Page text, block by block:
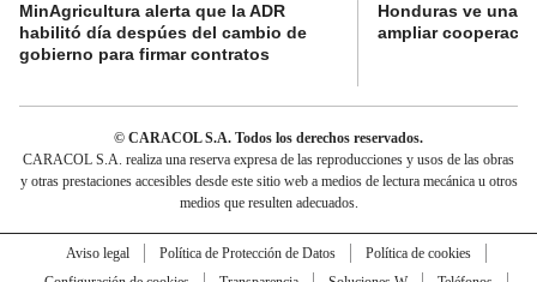
MinAgricultura alerta que la ADR
habilitó día despúes del cambio de
gobierno para firmar contratos
Honduras ve una
ampliar
© CARACOL S.A. Todos los derechos reservados.
CARACOL S.A. realiza una reserva expresa de las reproducciones y usos de las obras
y otras prestaciones accesibles desde este sitio web a medios de lectura mecánica u otros
medios que resulten adecuados.
Aviso legal Política de Protección de Datos
Política de cookies